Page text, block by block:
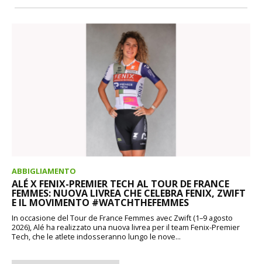
ABBIGLIAMENTO
ALÉ X FENIX-PREMIER TECH AL TOUR DE FRANCE
FEMMES: NUOVA LIVREA CHE CELEBRA FENIX, ZWIFT
E IL MOVIMENTO #WATCHTHEFEMMES
In occasione del Tour de France Femmes avec Zwift (1–9 agosto
2026), Alé ha realizzato una nuova livrea per il team Fenix-Premier
Tech, che le atlete indosseranno lungo le nove...